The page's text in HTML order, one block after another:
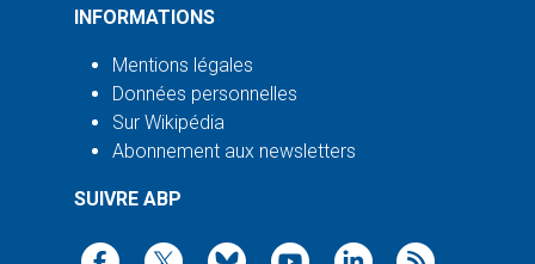
INFORMATIONS
Mentions légales
Données personnelles
Sur Wikipédia
Abonnement aux newsletters
SUIVRE ABP